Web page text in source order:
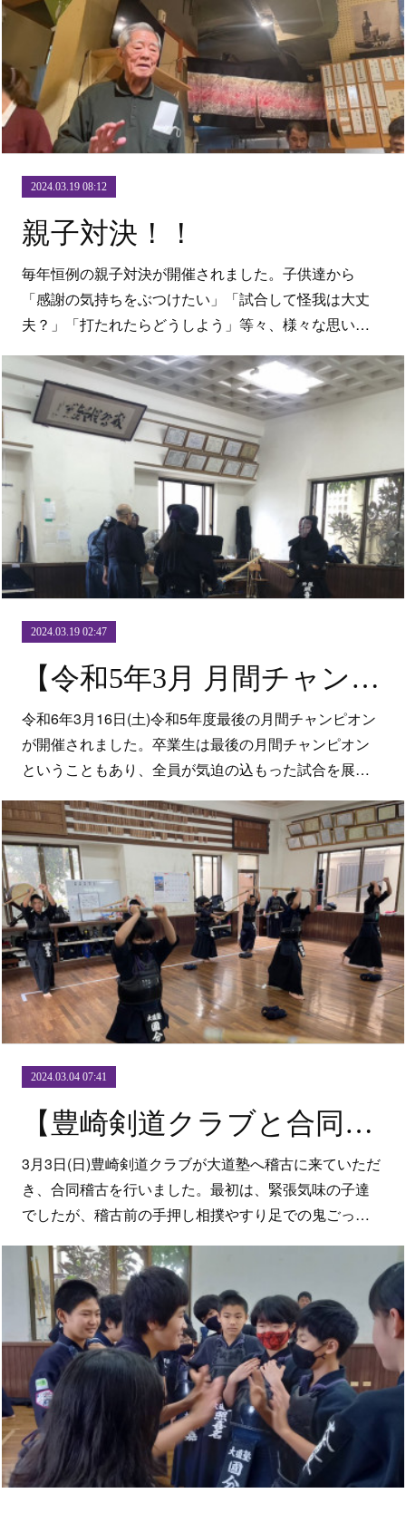
2024.03.19 08:12
親子対決！！
毎年恒例の親子対決が開催されました。子供達から
「感謝の気持ちをぶつけたい」「試合して怪我は大丈
夫？」「打たれたらどうしよう」等々、様々な思い…
2024.03.19 02:47
【令和5年3月 月間チャンピオン＆卒業生最後の稽古】
令和6年3月16日(土)令和5年度最後の月間チャンピオン
が開催されました。卒業生は最後の月間チャンピオン
ということもあり、全員が気迫の込もった試合を展…
2024.03.04 07:41
【豊崎剣道クラブと合同稽古】
3月3日(日)豊崎剣道クラブが大道塾へ稽古に来ていただ
き、合同稽古を行いました。最初は、緊張気味の子達
でしたが、稽古前の手押し相撲やすり足での鬼ごっ…